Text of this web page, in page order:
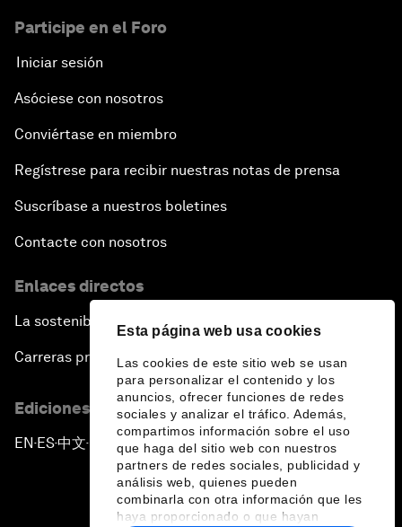
Esta página web usa cookies
Las cookies de este sitio web se usan
para personalizar el contenido y los
anuncios, ofrecer funciones de redes
sociales y analizar el tráfico. Además,
compartimos información sobre el uso
que haga del sitio web con nuestros
partners de redes sociales, publicidad y
análisis web, quienes pueden
combinarla con otra información que les
haya proporcionado o que hayan
Participe en el Foro
Iniciar sesión
Asóciese con nosotros
Conviértase en miembro
Regístrese para recibir nuestras notas de prensa
Suscríbase a nuestros boletines
Contacte con nosotros
Enlaces directos
La sostenibilidad en el Foro
Carreras profesionales
Ediciones en otros idiomas
EN ▪ES▪中文▪ 日本語